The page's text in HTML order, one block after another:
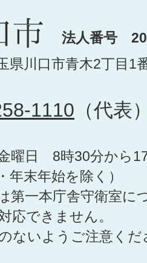
法人番号
川口市青木2丁目1
1110 （代表
曜日 8時30分から
年末年始を除く）
第一本庁舎守衛室に
応できません。
ないようご注意くだ